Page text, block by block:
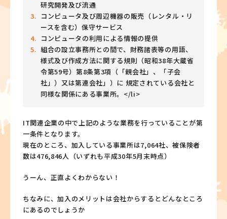
研究開発及び流通
コンピュータ及び周辺機器の販売（レンタル・リ
ースを含む）保守サービス
コンピュータの利用による情報の提供
組合の設立事務所との間で、財務諸表等の用語、
様式及び作成方法に関する規則（昭和38年大蔵省
令第59号）第8条第3項（「親会社」、「子会
社」）又は第連会社」）に 規定されている会社と
同様な関係にある事業所。</li>
IT関連企業の中で上記のような業務を行っていることが第
一条件となります。
現在のところ、加入している事業所は7,064社、被保険者
数は476,846人（いずれも平成30年5月末時点）
うーん、正直よくわからない！
ちなみに、加入のメリットは会社からするとどんなところ
にあるのでしょうか